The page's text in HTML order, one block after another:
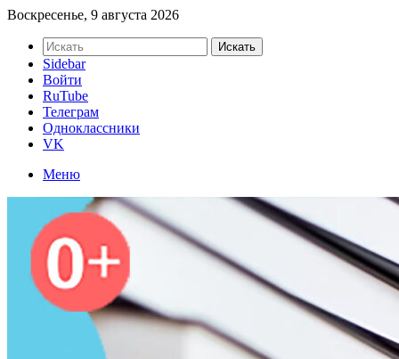
Воскресенье, 9 августа 2026
Искать
Sidebar
Войти
RuTube
Телеграм
Одноклассники
VK
Меню